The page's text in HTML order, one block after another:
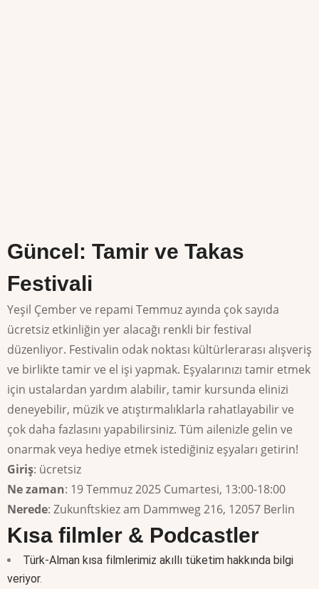
Güncel: Tamir ve Takas
Festivali
Yeşil Çember ve repami Temmuz ayında çok sayıda
ücretsiz etkinliğin yer alacağı renkli bir festival
düzenliyor. Festivalin odak noktası kültürlerarası alışveriş
ve birlikte tamir ve el işi yapmak. Eşyalarınızı tamir etmek
için ustalardan yardım alabilir, tamir kursunda elinizi
deneyebilir, müzik ve atıştırmalıklarla rahatlayabilir ve
çok daha fazlasını yapabilirsiniz. Tüm ailenizle gelin ve
onarmak veya hediye etmek istediğiniz eşyaları getirin!
Giriş: ücretsiz
Ne zaman: 19 Temmuz 2025 Cumartesi, 13:00-18:00
Nerede: Zukunftskiez am Dammweg 216, 12057 Berlin
Kısa filmler & Podcastler
Türk-Alman kısa filmlerimiz akıllı tüketim hakkında bilgi
veriyor.